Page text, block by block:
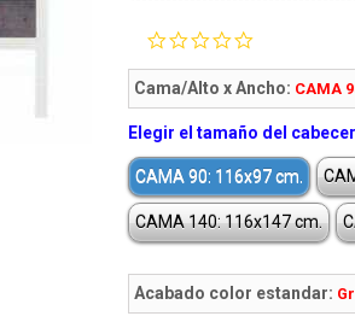
rating
Cama/Alto x Ancho: CAMA
Elegir el tamaño del
CAMA 90: 116x97 cm.
CAMA 140: 116x147 cm.
Acabado color estandar: